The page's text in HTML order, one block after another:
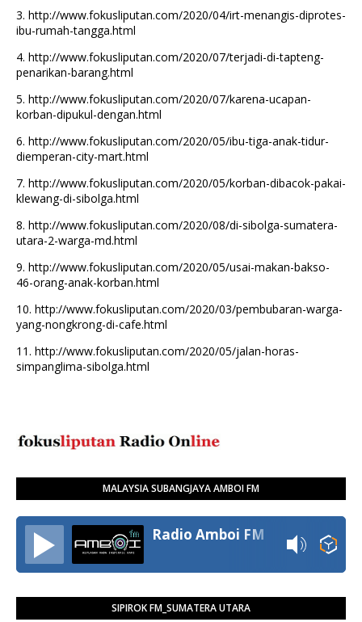
3. http://www.fokusliputan.com/2020/04/irt-menangis-diprotes-
ibu-rumah-tangga.html
4. http://www.fokusliputan.com/2020/07/terjadi-di-tapteng-
penarikan-barang.html
5. http://www.fokusliputan.com/2020/07/karena-ucapan-
korban-dipukul-dengan.html
6. http://www.fokusliputan.com/2020/05/ibu-tiga-anak-tidur-
diemperan-city-mart.html
7. http://www.fokusliputan.com/2020/05/korban-dibacok-pakai-
klewang-di-sibolga.html
8. http://www.fokusliputan.com/2020/08/di-sibolga-sumatera-
utara-2-warga-md.html
9. http://www.fokusliputan.com/2020/05/usai-makan-bakso-
46-orang-anak-korban.html
10. http://www.fokusliputan.com/2020/03/pembubaran-warga-
yang-nongkrong-di-cafe.html
11. http://www.fokusliputan.com/2020/05/jalan-horas-
simpanglima-sibolga.html
MALAYSIA SUBANGJAYA AMBOI FM
Radio Amboi FM
SIPIROK FM_SUMATERA UTARA